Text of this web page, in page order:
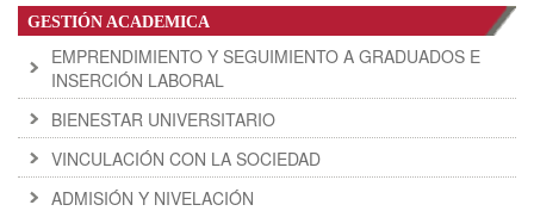
GESTIÓN ACADEMICA
EMPRENDIMIENTO Y SEGUIMIENTO A GRADUADOS E
INSERCIÓN LABORAL
BIENESTAR UNIVERSITARIO
VINCULACIÓN CON LA SOCIEDAD
ADMISIÓN Y NIVELACIÓN